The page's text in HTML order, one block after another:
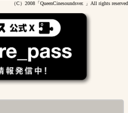
（C）2008「QueenCinesoundsver. 」All rights reserved